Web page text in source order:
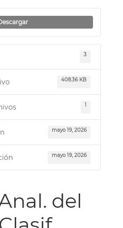
3
408.36 KB
1
mayo 19, 2026
mayo 19, 2026
del